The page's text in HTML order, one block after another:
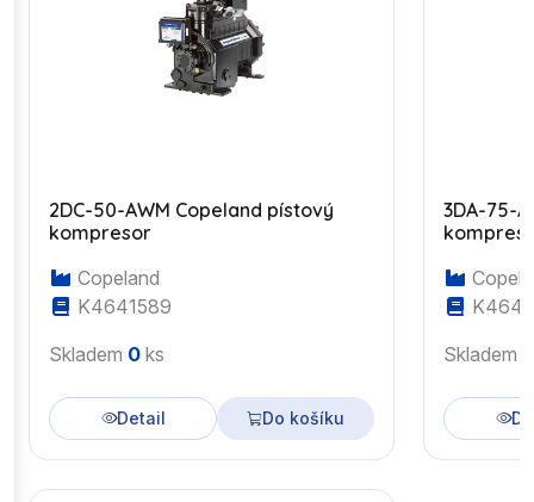
2DC-50-AWM Copeland pístový
kompresor
Copeland
K4641589
Skladem 0 ks
Detail Do košíku
3DA-75-
Skladem